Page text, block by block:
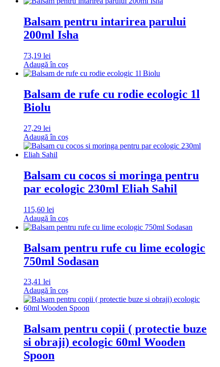
Balsam pentru intarirea parului
200ml Isha
73,19 lei
Adaugă în coș
Balsam de rufe cu rodie ecologic 1l
Biolu
27,29 lei
Adaugă în coș
Balsam cu cocos si moringa pentru
par ecologic 230ml Eliah Sahil
115,60 lei
Adaugă în coș
Balsam pentru rufe cu lime ecologic
750ml Sodasan
23,41 lei
Adaugă în coș
Balsam pentru copii ( protectie buze
si obraji) ecologic 60ml Wooden
Spoon